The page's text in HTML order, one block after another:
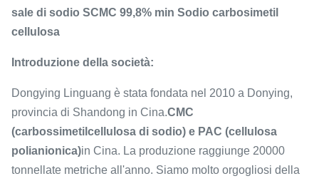
sale di sodio SCMC 99,8% min Sodio carbosimetil
cellulosa
Introduzione della società:
Dongying Linguang è stata fondata nel 2010 a Donying,
provincia di Shandong in Cina.CMC
(carbossimetilcellulosa di sodio) e PAC (cellulosa
polianionica)in Cina. La produzione raggiunge 20000
tonnellate metriche all'anno. Siamo molto orgogliosi della